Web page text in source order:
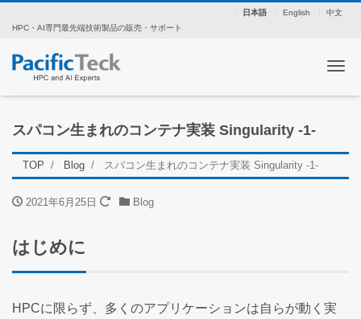
日本語 English
中文
HPC・AI専門最先端技術製品の販売・サポート
ナ
スパコン生まれのコンテナ実装 Singularity -1-
TOP Blog スパコン生まれのコンテナ実装 Singularity -1-
2021年6月25日 Blog
はじめに
HPCに限らず、多くのアプリケーションは自らが動く実